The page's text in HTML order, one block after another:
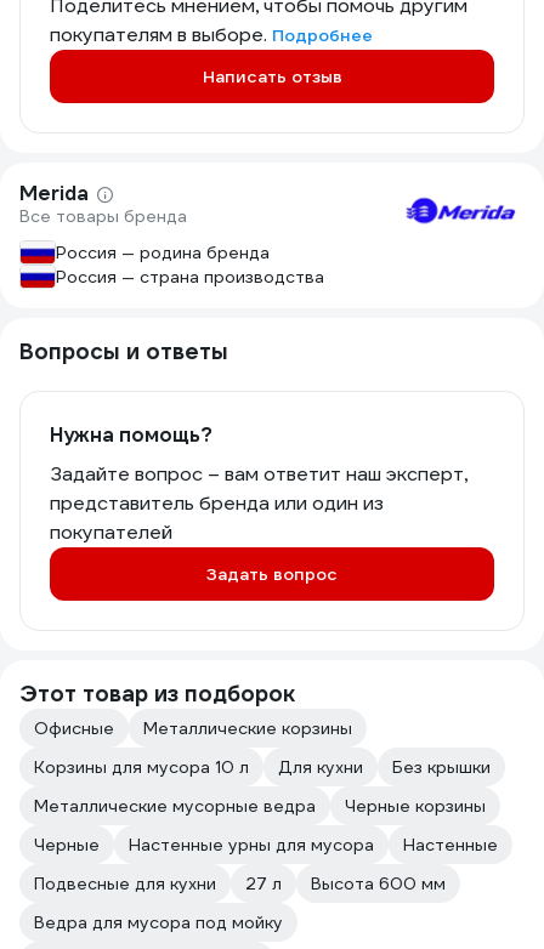
Поделитесь мнением, чтобы помочь другим
покупателям в выборе. Подробнее
Написать отзыв
Merida
Все товары бренда
Россия — родина бренда
Россия — страна производства
Вопросы и ответы
Нужна помощь?
Задайте вопрос – вам ответит наш эксперт,
представитель бренда или один из
покупателей
Задать вопрос
Этот товар из подборок
Офисные
Металлические корзины
Корзины для мусора 10 л
Для кухни
Без крышки
Металлические мусорные ведра
Черные корзины
Черные
Настенные урны для мусора
Настенные
Подвесные для кухни
27 л
Высота 600 мм
Ведра для мусора под мойку